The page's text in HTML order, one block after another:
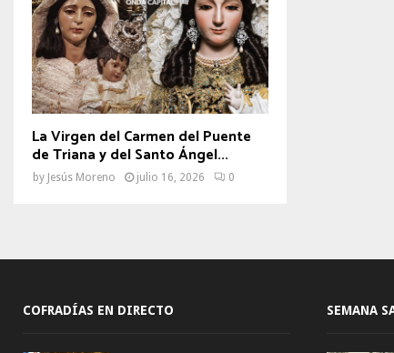
La Virgen del Carmen del Puente
de Triana y del Santo Ángel...
by Jesús Moreno julio 16, 2026 0
COFRADÍAS EN DIRECTO SEMANA